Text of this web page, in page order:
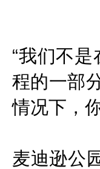
“我们不
程的一部
情况下，
麦迪逊公